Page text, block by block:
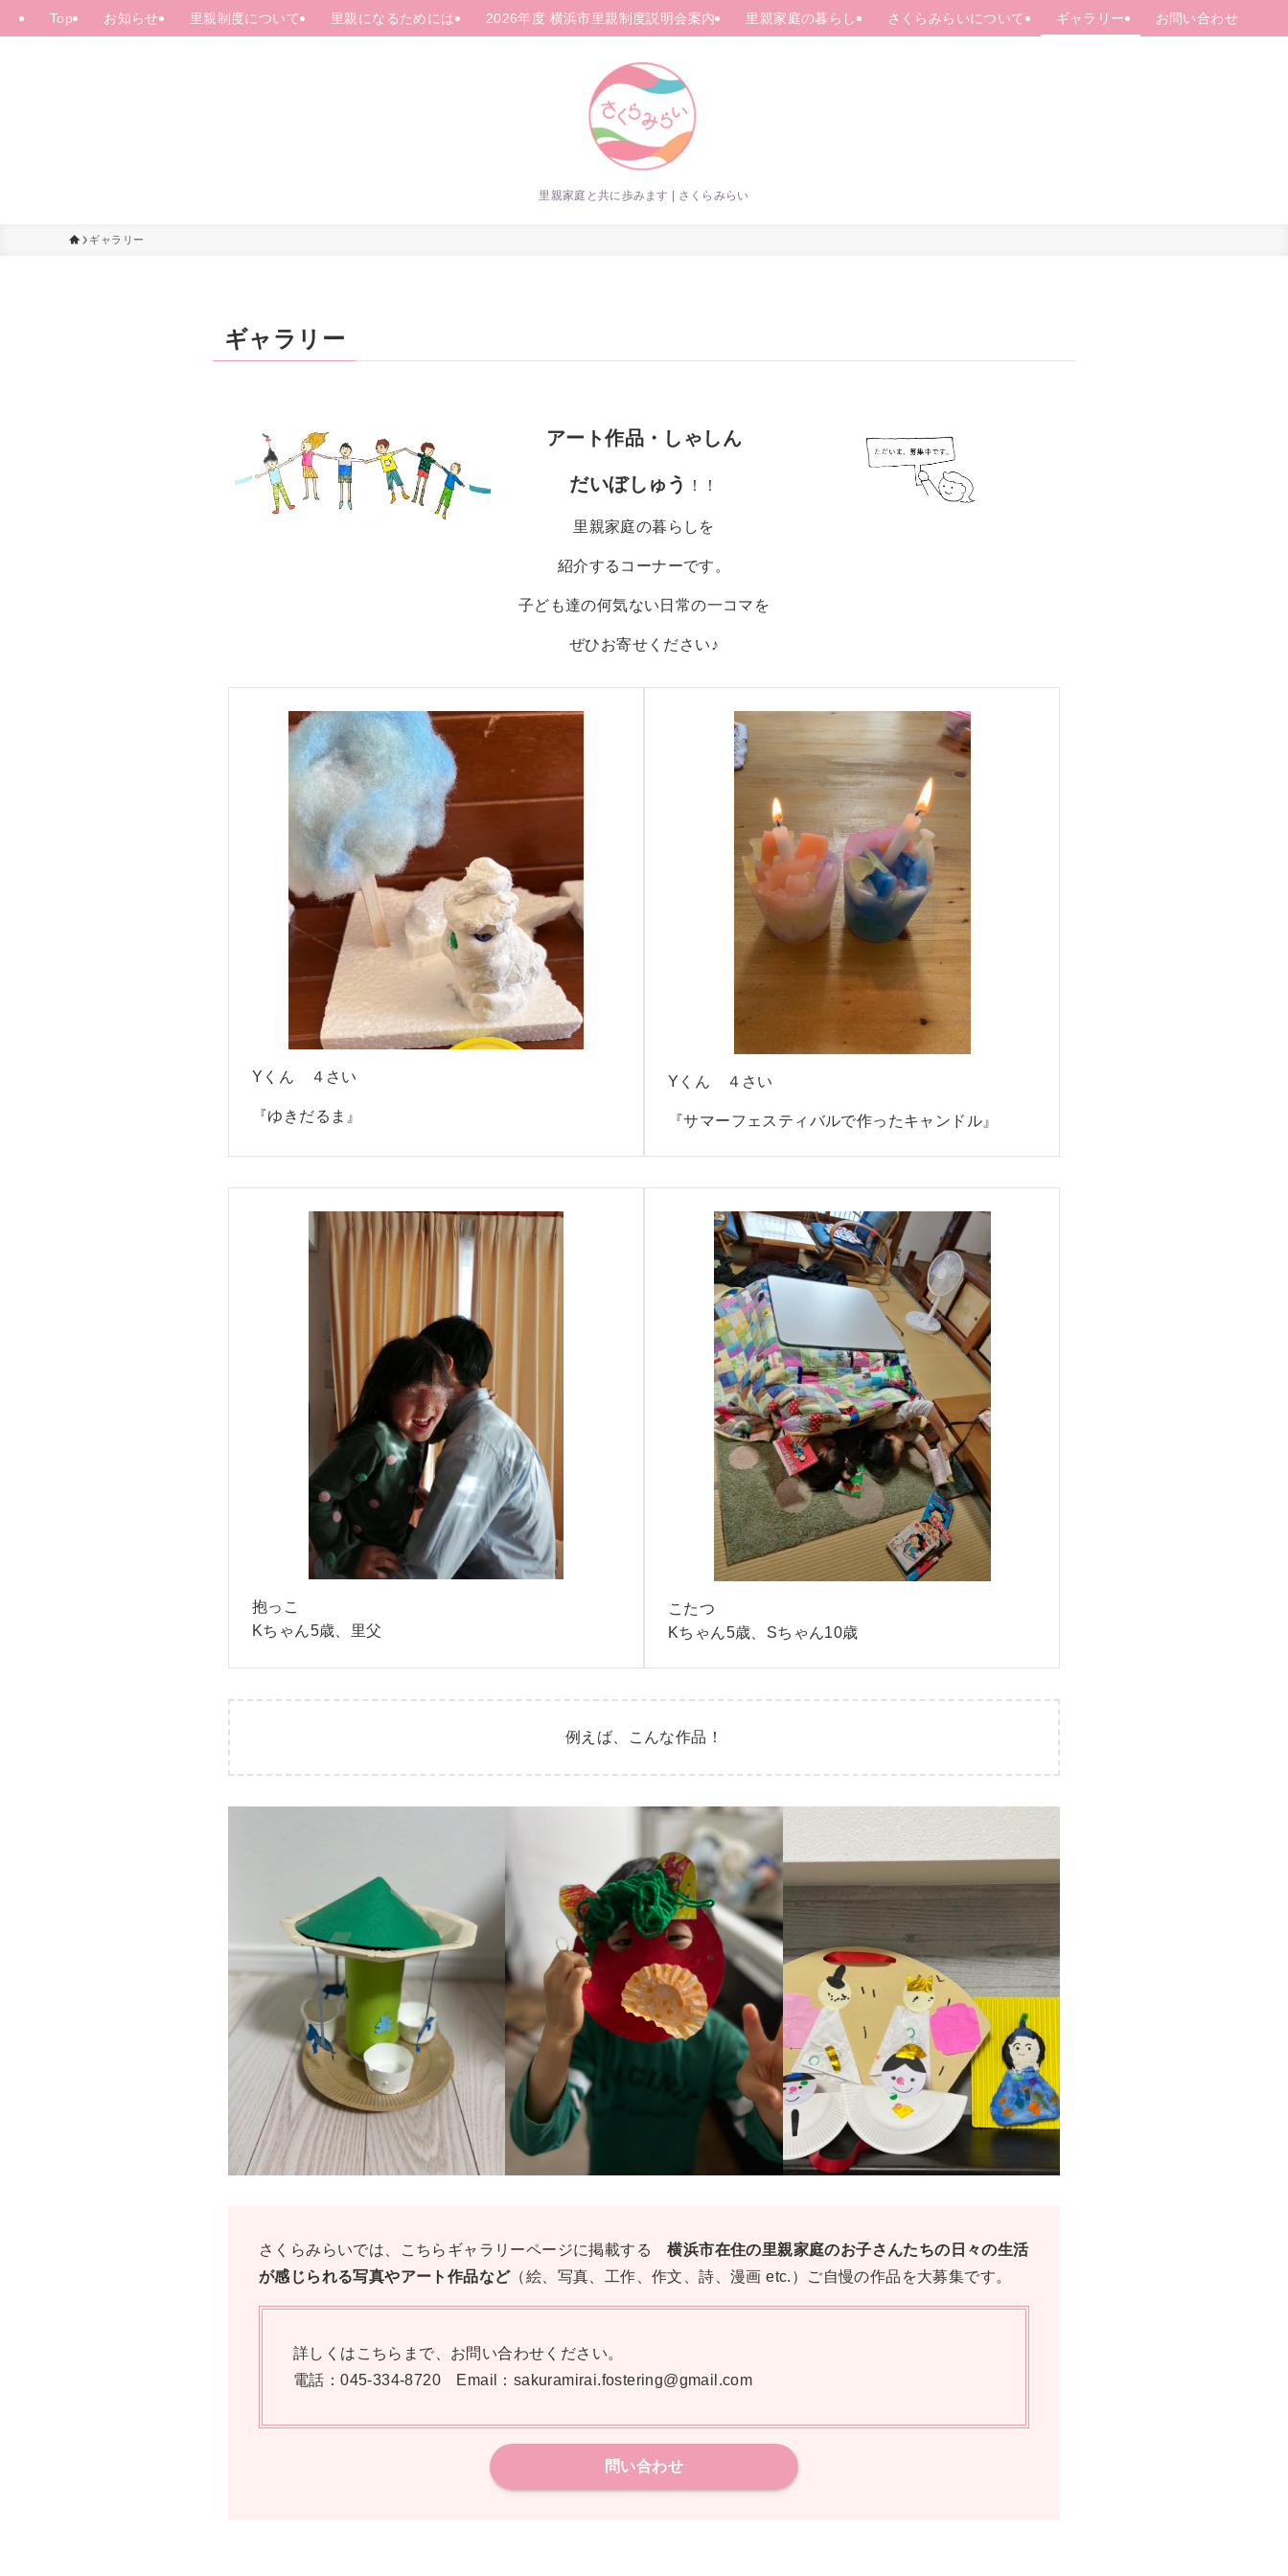
里親家庭と共に歩みます | さくらみらい
Top お知らせ 里親制度について 里親になるためには 2026年度 横浜市里親制度説明会案内 里親家庭の暮らし さくらみらいについて ギャラリー お問い合わせ
ギャラリー
ギャラリー
アート作品・しゃしん
だいぼしゅう ！！
里親家庭の暮らしを
紹介するコーナーです。
子ども達の何気ない日常の一コマを
ぜひお寄せください♪
Yくん ４さい
『ゆきだるま』
Yくん ４さい
『サマーフェスティバルで作ったキャンドル』
抱っこ
Kちゃん5歳、里父
こたつ
Kちゃん5歳、Sちゃん10歳
例えば、こんな作品！
さくらみらいでは、こちらギャラリーページに掲載する横浜市在住の里親家庭のお子さんたちの日々の生活
が感じられる写真やアート作品など（絵、写真、工作、作文、詩、漫画 etc.）ご自慢の作品を大募集です。
詳しくはこちらまで、お問い合わせください。
電話：045-334-8720 Email：sakuramirai.fostering@gmail.com
問い合わせ